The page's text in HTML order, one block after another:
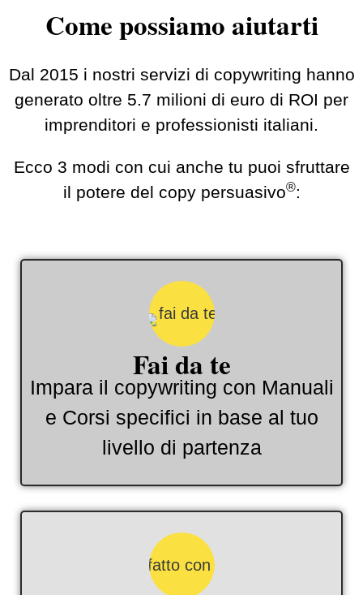
Come possiamo aiutarti
Dal 2015 i nostri servizi di copywriting hanno
generato oltre 5.7 milioni di euro di ROI per
imprenditori e professionisti italiani.
Ecco 3 modi con cui anche tu puoi sfruttare
il potere del copy persuasivo®:
Fai da te
Impara il copywriting con Manuali
e Corsi specifici in base al tuo
livello di partenza